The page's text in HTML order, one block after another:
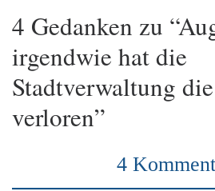
4 Gedanken zu
irgendwie hat die
Stadtverwaltung
verloren”
4